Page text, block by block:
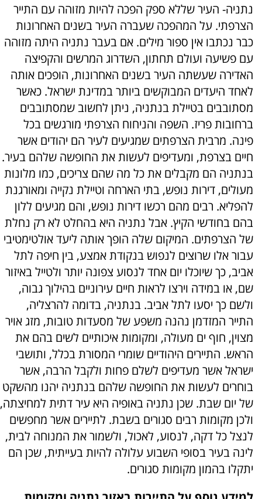
נתניה- העיר שללא ספק הפכה להיות מזוהה עם התייר
הצרפתי. על המהפכה שעברה העיר בשנים האחרונות
כבר נכתבו אין ספור מילים. אם בעבר נתניה היתה מזוהה
עם פשיעה ועולם תחתון, השדרוג המרשים והקפיצה
האדירה שעשתה העיר בשנים האחרונות, הופכים אותה
לאחד היעדים המבוקשים ביותר במדינת ישראל. כאשר
מסתובבים בטיילת בנתניה, ניתן לחשוב שמסתובבים
ברחובות פריז. השפה והניחוח הצרפתי מורגשים בכל
פינה. מרבית הצרפתים שמגיעים לעיר הם יהודים אשר
חיים בצרפת, ומעדיפים לעשות את החופשה שלהם בעיר.
בנתניה הם מקבלים את כל מה שהם צריכים, כמו מלונות
מעולים, דירות נופש, בתי הארחה וטיילת נקייה ומאורגנת
להפליא. רבים מהם רכשו דירות נופש, והם מגיעים ללון
בהם בחודשי הקיץ. אבל נתניה היא בהחלט לא רק נחלת
של הצרפתים. המיקום שלה הופך אותה ליעד אולטימטיבי
עבור אלו שרוצים לנפוש בנקודת אמצע, בין חיפה לתל
אביב, כך שיוכלו יום אחד לנסוע צפונה יותר ולטייל באיזור
שם, או במידה וירצו לראות חיים עירוניים בהילוך גבוה,
ולשם כך יסעו לתל אביב. בנתניה, בדומה להרצליה,
התייר המזדמן נהנה משפע של מסעדות טובות, מזג אויר
מצוין, חוף ים מעולה, ומקומות איכותיים לשים בהם את
הראש. התיירים היהודיים שומרי המסורת בכלל, ותושבי
ישראל אשר מעדיפים לשלם פחות ולקבל הרבה, אשר
בוחרים לעשות את החופשה שלהם בנתניה יהנו מהשקט
של יום שבת. שכן נתניה באופיה היא עיר דתית למחיצתה,
ולכן מקומות רבים סגורים בשבת. לתיירים אשר מחפשים
לנצל כל דקה, לנסוע, לאכול, ולשמור את המנוחה לבית,
לינה בעיר בסופי השבוע עלולה להיות בעייתית, שכן הם
יתקלו בהמון מקומות סגורים.